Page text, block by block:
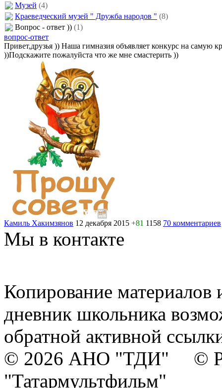
Музей (4)
Краеведческий музей " Дружба народов " (8)
Вопрос - ответ )) (1)
вопрос-ответ
Привет,друзья )) Наша гимназия объявляет конкурс на
))Подскажите пожалуйста что же мне смастерить ))
Камиль Хакимзянов 12 декабря 2015 +81 1158 70 комментариев
Мы в контакте
Копирование материалов
дневник школьника
обратной активной
© 2026 АНО "ТДИ" ©
"Татармультфильм"